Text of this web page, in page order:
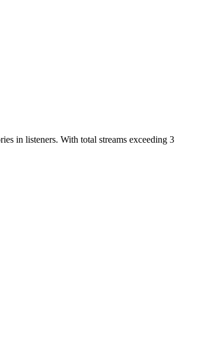
in listeners. With total streams exceeding 3